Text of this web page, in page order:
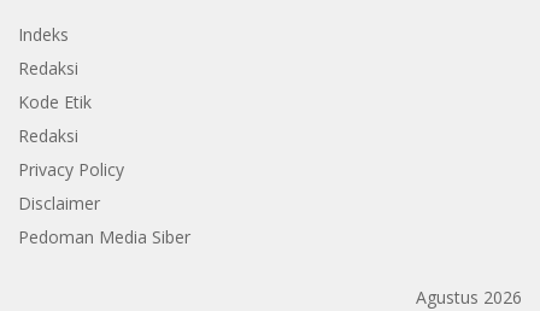
Indeks
Redaksi
Kode Etik
Redaksi
Privacy Policy
Disclaimer
Pedoman Media Siber
Agustus 2026